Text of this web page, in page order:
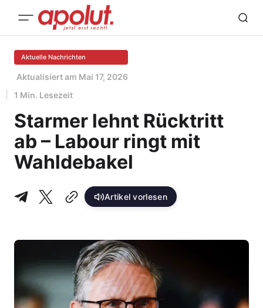
Aktuelle Nachrichten
Aktualisiert am Mai 17, 2026
1 Min. Lesezeit
Starmer lehnt Rücktritt
ab – Labour ringt mit
Wahldebakel
Artikel vorlesen